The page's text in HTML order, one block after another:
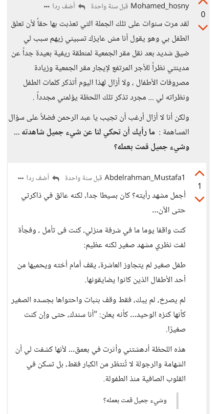
0
Mohamed_hosny قبل سنة واحدة أضف ردا
لقد مرت سنوات على تلك الجملة التي تعذبت بها حقاً لأن تعلق
الطفل بي وهو يقول أنا مش عايزك تسبيني زيهم سبب لي
ضيق شديد بعد نقل مقر الجمعية لمنطقة ريفية بعيدة جداً عن
مدينتي نظراً للأجر المرتفع لإيجار مقر الجمعية وزيادة
مصروفات الأطفال ، ولا أزال لهذا اليوم أتذكر كلمات الطفل
ونظراته لي ... مجرد تذكر تلك اللحظة يؤلمني مجدداً .
ولكن أنا لا أزال أرغب أن تجيب يا عبد الرحمن فضلاً على سؤال
المساهمة : ما رأيك أن تحكي لنا عن شيء جميل شاهدته ...
وشيء جميل قمت بعمله؟
1
Abdelrahman_Mustafa1 قبل سنة واحدة أضف ردا
أجمل مشهد رأيته؟ كان بسيطا جدا، لكنه عالق في ذاكرتي
حتى الآن…
كنت واقفا يوما ما في شرفة منزلي، كنت فى تأمل ، وفجأة
لفت نظري مشهد صغير لكنه عظيم:
طفل صغير لم يتجاوز العاشرة، يقف أمام أخته ويحميها من
أحد الأطفال الذين كانوا يضايقونها.
لم يصرخ، لم يبك، فقط وقف بثبات واحتواها بجسده الصغير
كأنها كنزه الوحيد… كأنه يعلن: "أنا سندك، حتى وإن كنت
صغيرًا.
هذه اللحظة أدهشتني وأثرت في بعمق… لأنها كشفت لي أن
الشهامة والرجولة لا تُنتظر من الكبار فقط، بل تسكن في
القلوب الصافية منذ الطفولة.
وشيء جميل قمت بعمله؟